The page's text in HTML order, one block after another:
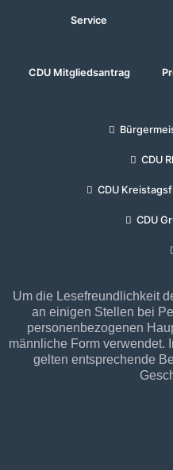
Service
CDU Mitgliedsantrag
CDU
CDU
CDU
Um die Lesefreundlichkeit
an einigen Stellen bei
personenbezogenen
männliche Form verwendet.
gelten entsprechende